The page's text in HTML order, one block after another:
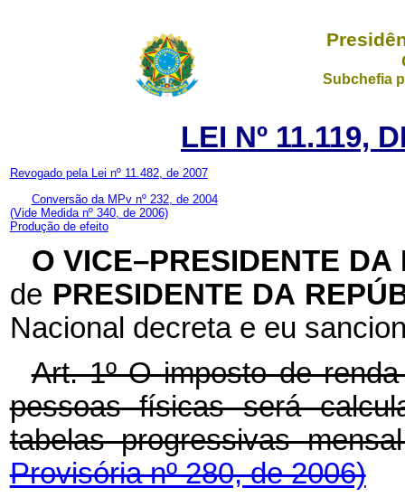
Subchefia
LEI Nº 11.119,
Revogado pela Lei nº 11.482, de 2007
Conversão da MPv nº 232, de 2004
(Vide Medida nº 340, de 2006)
Produção de efeito
O VICE–PRESIDENTE
de PRESIDENTE DA
Nacional decreta e eu
Art. 1º O imposto de
pessoas físicas será
tabelas progressivas
Provisória nº 280, de 2006)